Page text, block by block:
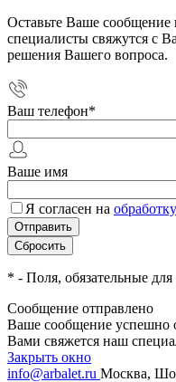
Оставьте Ваше
специалисты свяжутся с
решения Вашего вопроса.
Ваш телефон*
Ваше имя
Я согласен на
* - Поля, обязательные
Сообщение отправлено
Ваше сообщение успешно
Вами свяжется наш
Закрыть окно
info@arbalet.ru Москва,